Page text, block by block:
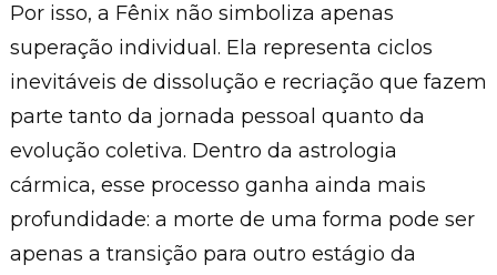
Por isso, a Fênix não simboliza apenas
superação individual. Ela representa ciclos
inevitáveis de dissolução e recriação que fazem
parte tanto da jornada pessoal quanto da
evolução coletiva. Dentro da astrologia
cármica, esse processo ganha ainda mais
profundidade: a morte de uma forma pode ser
apenas a transição para outro estágio da